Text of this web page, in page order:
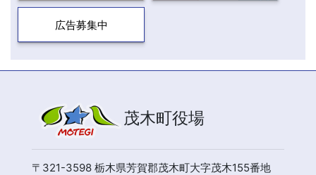
広告募集中
茂木町役場
〒321-3598 栃木県芳賀郡茂木町大字茂木155番地